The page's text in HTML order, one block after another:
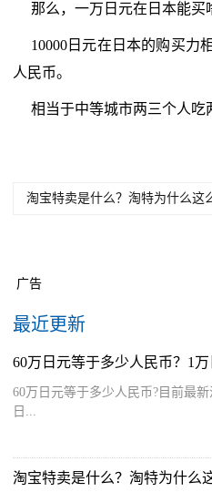
那么，一万日元在日本能买
10000日元在日本的购买力
人民币。
相当于中等城市两三个人吃
淘宝特卖是什么？淘特为什么这
广告
最近更新
60万日元等于多少人民币？1
60万日元等于多少人民币?目前最
日...
淘宝特卖是什么？淘特为什么